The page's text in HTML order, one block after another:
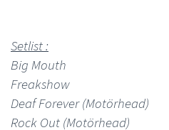
Setlist :
Big Mouth
Freakshow
Deaf Forever (Motörhead)
Rock Out (Motörhead)